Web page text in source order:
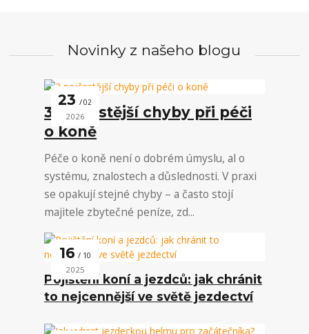
Novinky z našeho blogu
23 02
2026
3 nejčastější chyby při péči
o koně
Péče o koně není o dobrém úmyslu, al o
systému, znalostech a důslednosti. V praxi
se opakují stejné chyby – a často stojí
majitele zbytečné peníze, zd...
16 10
2025
Pojištění koní a jezdců: jak chránit
to nejcennější ve světě jezdectví